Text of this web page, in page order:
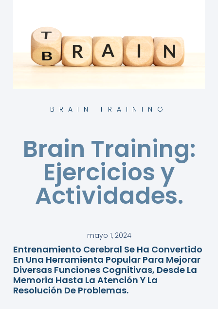
BRAIN TRAINING
Brain Training:
Ejercicios y
Actividades.
mayo 1, 2024
Entrenamiento Cerebral Se Ha Convertido
En Una Herramienta Popular Para Mejorar
Diversas Funciones Cognitivas, Desde La
Memoria Hasta La Atención Y La
Resolución De Problemas.